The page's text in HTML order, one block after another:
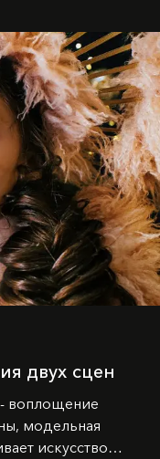
двух сцен
- воплощение
модельная
искусство